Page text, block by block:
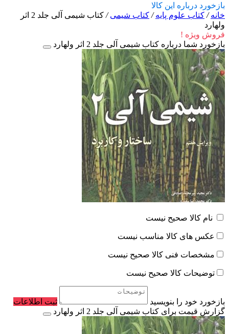
بازخورد درباره این کالا
خانه/ کتاب علوم پایه/ کتاب شیمی/
کتاب شیمی آلی جلد 2 اثر
ولهارد
فروش ویژه !
بازخورد شما درباره کتاب شیمی آلی جلد 2 اثر ولهارد
نام کالا صحیح نیست
عکس های کالا مناسب نیست
مشخصات فنی کالا صحیح نیست
توضیحات کالا صحیح نیست
بازخورد خود را بنویسید
ثبت اطلاعات
گزارش قیمت برای کتاب شیمی آلی جلد 2 اثر ولهارد